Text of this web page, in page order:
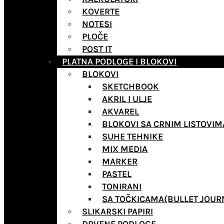
KOVERTE
NOTESI
PLOČE
POST IT
PLATNA PODLOGE I BLOKOVI
BLOKOVI
SKETCHBOOK
AKRIL I ULJE
AKVAREL
BLOKOVI SA CRNIM
SUHE TEHNIKE
MIX MEDIA
MARKER
PASTEL
TONIRANI
SA TOČKICAMA(BULLET
SLIKARSKI PAPIRI